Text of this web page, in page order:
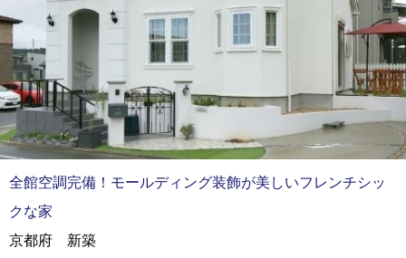
全館空調完備！モールディング装飾が美しいフレンチシッ
クな家
京都府 新築